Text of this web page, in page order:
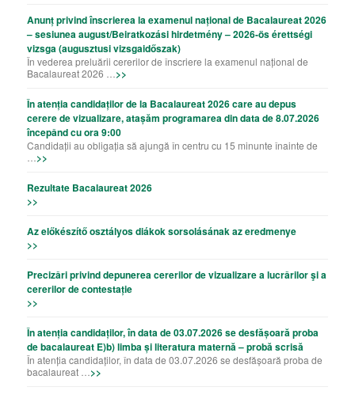
Anunț privind înscrierea la examenul național de Bacalaureat 2026
– sesiunea august/Beiratkozási hirdetmény – 2026-ös érettségi
vizsga (augusztusi vizsgaidőszak)
În vederea preluării cererilor de înscriere la examenul național de
Bacalaureat 2026 … >>
În atenția candidaților de la Bacalaureat 2026 care au depus
cerere de vizualizare, atașăm programarea din data de 8.07.2026
începând cu ora 9:00
Candidații au obligația să ajungă în centru cu 15 minunte înainte de
>>
Rezultate Bacalaureat 2026
>>
Az előkészítő osztályos diákok sorsolásának az eredmenye
>>
Precizǎri privind depunerea cererilor de vizualizare a lucrǎrilor şi a
cererilor de contestație
>>
În atenția candidaților, în data de 03.07.2026 se desfășoară proba
de bacalaureat E)b) limba și literatura maternă – probă scrisă
În atenția candidaților, în data de 03.07.2026 se desfășoară proba de
bacalaureat … >>